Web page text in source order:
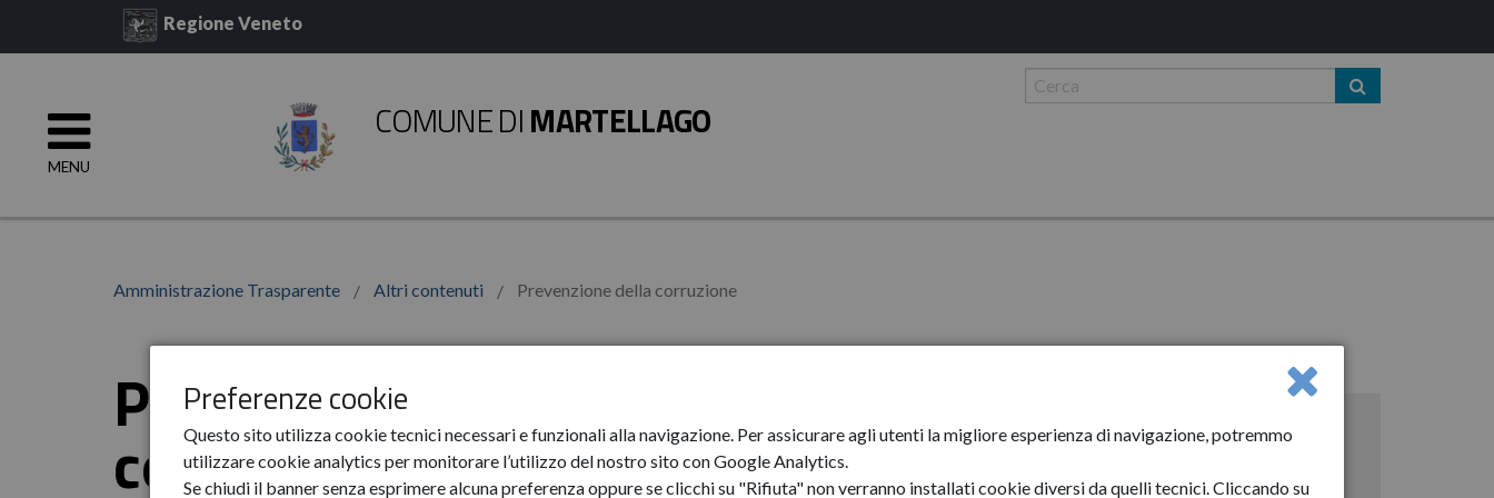
Preferenze cookie
Questo sito utilizza cookie tecnici necessari e funzionali alla navigazione. Per assicurare agli utenti la migliore esperienza di navigazione, potremmo
utilizzare cookie analytics per monitorare l’utilizzo del nostro sito con Google Analytics.
Se chiudi il banner senza esprimere alcuna preferenza oppure se clicchi su "Rifiuta" non verranno installati cookie diversi da quelli tecnici. Cliccando su
Regione Veneto
MENU
COMUNE DIMARTELLAGO
Amministrazione Trasparente Altri contenuti Prevenzione della corruzione
Prevenzione della
corruzione
Piani triennali prevenzione corruzione e trasparenza